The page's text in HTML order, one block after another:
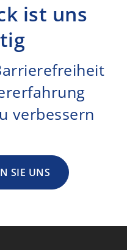
ist uns
verbessern
SIE UNS